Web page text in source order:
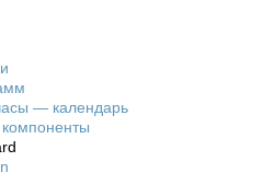
— календарь